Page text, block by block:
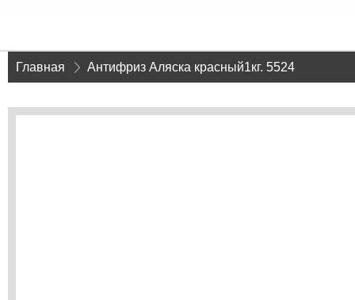
Главная » Антифриз Аляска красный1кг. 5524